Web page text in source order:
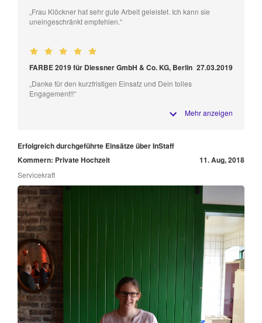
„Frau Klöckner hat sehr gute Arbeit geleistet. Ich kann sie
uneingeschränkt empfehlen.“
FARBE 2019 für Diessner GmbH & Co. KG, Berlin 27.03.2019
„Danke für den kurzfristigen Einsatz und Dein tolles
Engagement!!“
Mehr anzeigen
Erfolgreich durchgeführte Einsätze über InStaff
Kommern: Private Hochzeit
11. Aug, 2018
Servicekraft